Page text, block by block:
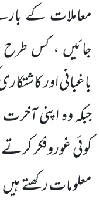
معاملات کے
جائیں ، کس
باغبانی اور
جبکہ وہ اپنی
کوئی غوروفکر
معلومات رکھتے